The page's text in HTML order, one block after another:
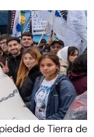
de Tierra de